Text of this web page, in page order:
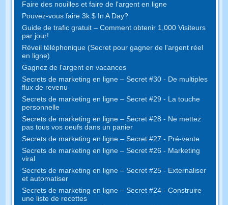
Faire des nouilles et faire de l'argent en ligne
Pouvez-vous faire 3k $ In A Day?
Guide de trafic gratuit – Comment obtenir 1,000 Visiteurs
par jour!
Réveil téléphonique (Secret pour gagner de l'argent réel
en ligne)
Gagnez de l'argent en vacances
Secrets de marketing en ligne – Secret #30 - De multiples
flux de revenu
Secrets de marketing en ligne – Secret #29 - La touche
personnelle
Secrets de marketing en ligne – Secret #28 - Ne mettez
pas tous vos oeufs dans un panier
Secrets de marketing en ligne – Secret #27 - Pré-vente
Secrets de marketing en ligne – Secret #26 - Marketing
viral
Secrets de marketing en ligne – Secret #25 - Externaliser
et automatiser
Secrets de marketing en ligne – Secret #24 - Construire
une liste de recettes